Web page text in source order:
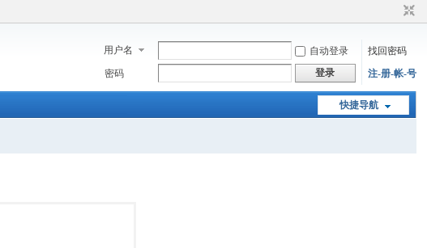
用户名 自动登录
找回密码
密码
登录 注-册-帐-号
快捷导航